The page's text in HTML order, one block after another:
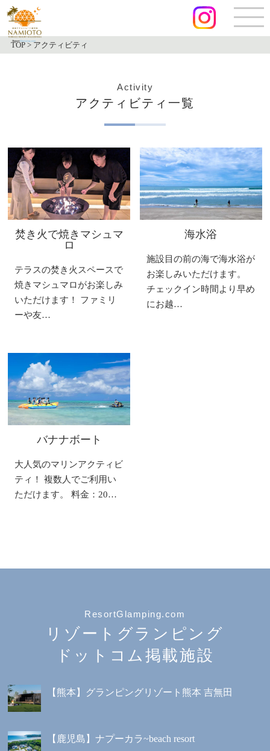
TOP> アクティビティ
Activity
アクティビティ一覧
焚き火で焼きマシュマ
ロ
テラスの焚き火スペースで
焼きマシュマロがお楽しみ
いただけます！ ファミリ
ーや友…
海水浴
施設目の前の海で海水浴が
お楽しみいただけます。
チェックイン時間より早め
にお越…
バナナボート
大人気のマリンアクティビ
ティ！ 複数人でご利用い
ただけます。 料金：20…
ResortGlamping.com
リゾートグランピング
ドットコム掲載施設
【熊本】グランピングリゾート熊本 吉無田
【鹿児島】ナプーカラ~beach resort